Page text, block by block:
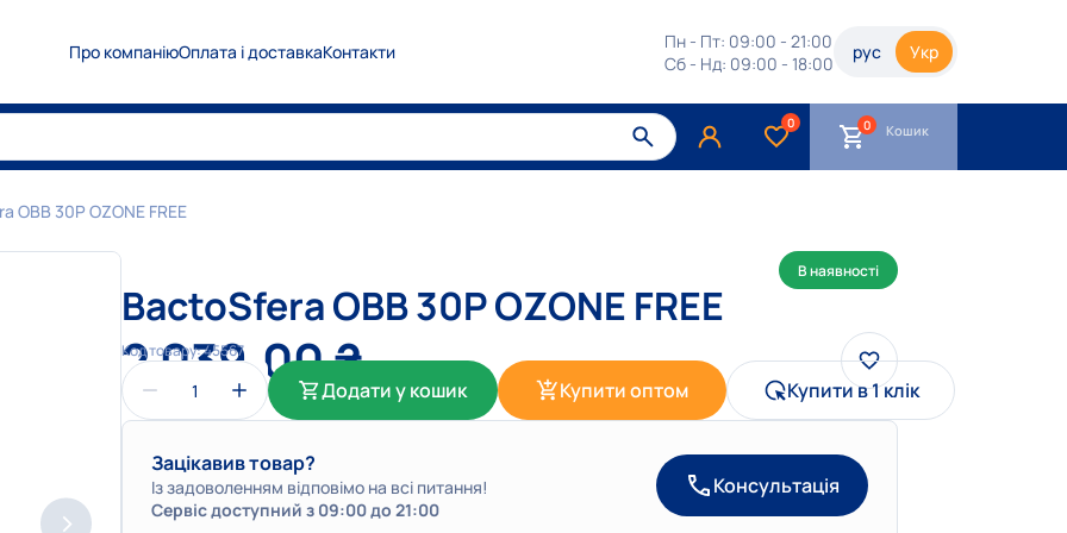
Про компаніюОплата і доставкаКонтакти
067 Показати номер
Пн - Пт: 09:00 - 21:00
Сб - Нд: 09:00 - 18:00
рус Укр
0 Кошик
OBB 30P OZONE FREE
В наявності
BactoSfera OBB 30P OZONE FREE
2 039,00₴
Код товару:45567
Додати у кошик Купити оптом Купити в 1 клік
Зацікавив товар?
Із задоволенням відповімо на всі питання!
Сервіс доступний з 09:00 до 21:00
Консультація